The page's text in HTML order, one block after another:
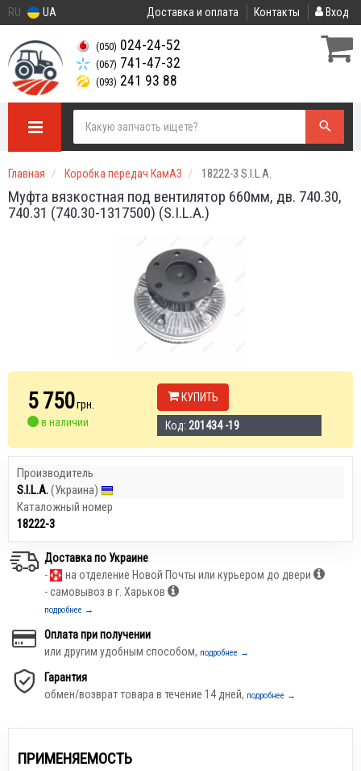
RU UA Доставка и оплата Контакты Вход
(050) 024-24-52
(067) 741-47-32
(093) 241 93 88
Главная Коробка передач КамАЗ 18222-3 S.I.L.A.
Муфта вязкостная под вентилятор 660мм, дв. 740.30,
740.31 (740.30-1317500) (S.I.L.A.)
5 750грн.
в наличии
КУПИТЬ
Код: 201434 -19
Производитель
S.I.L.A.(Украина)
Каталожный номер
18222-3
Доставка по Украине
-
на отделение Новой Почты или курьером до двери
- самовывоз в г. Харьков
подробнее →
Оплата при получении
или другим удобным способом, подробнее →
Гарантия
обмен/возврат товара в течение 14 дней, подробнее →
ПРИМЕНЯЕМОСТЬ